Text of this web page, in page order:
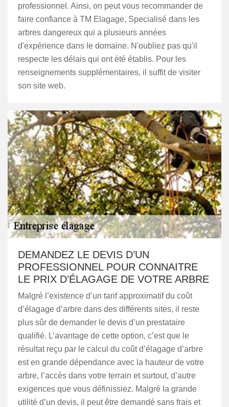
professionnel. Ainsi, on peut vous recommander de
faire confiance à TM Elagage, Specialisé dans les
arbres dangereux qui a plusieurs années
d'expérience dans le domaine. N'oubliez pas qu'il
respecte les délais qui ont été établis. Pour les
renseignements supplémentaires, il suffit de visiter
son site web.
DEMANDEZ LE DEVIS D’UN
PROFESSIONNEL POUR CONNAITRE
LE PRIX D’ÉLAGAGE DE VOTRE ARBRE
Malgré l’existence d’un tarif approximatif du coût
d’élagage d’arbre dans des différents sites, il reste
plus sûr de demander le devis d’un prestataire
qualifié. L’avantage de cette option, c’est que le
résultat reçu par le calcul du coût d’élagage d’arbre
est en grande dépendance avec la hauteur de votre
arbre, l’accès dans votre terrain et surtout, d’autre
exigences que vous définissiez. Malgré la grande
utilité d’un devis, il peut être demandé sans frais et